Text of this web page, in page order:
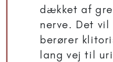
dækket af
nerve. Det
berører
lang vej til